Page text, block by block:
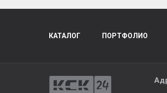
КАТАЛОГ ПОРТФОЛИО